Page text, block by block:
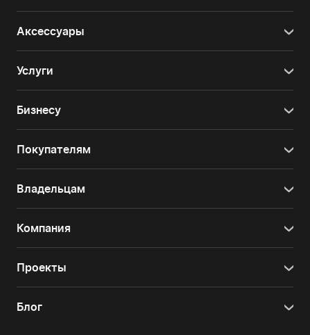
Аксессуары
Услуги
Бизнесу
Покупателям
Владельцам
Компания
Проекты
Блог